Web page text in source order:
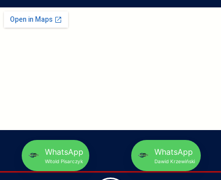
WhatsApp
Witold Pisarczyk
WhatsApp
Dawid Krzewiński